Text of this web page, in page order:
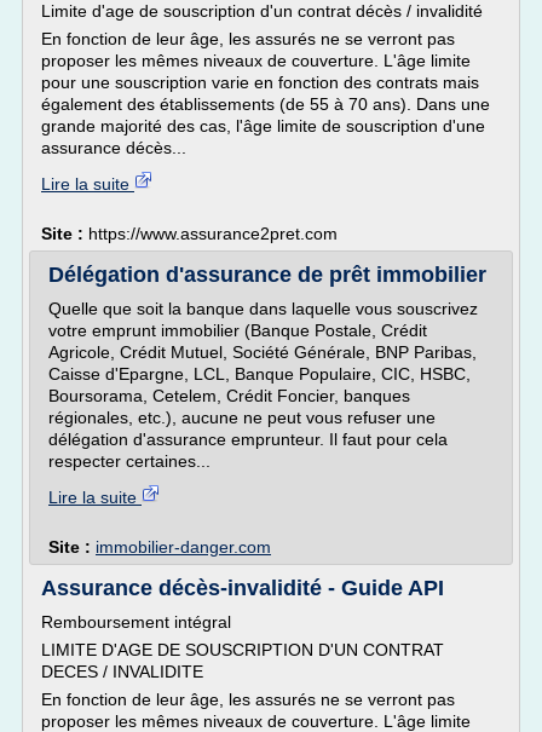
Limite d'age de souscription d'un contrat décès / invalidité
En fonction de leur âge, les assurés ne se verront pas
proposer les mêmes niveaux de couverture. L'âge limite
pour une souscription varie en fonction des contrats mais
également des établissements (de 55 à 70 ans). Dans une
grande majorité des cas, l'âge limite de souscription d'une
assurance décès...
Lire la suite
Site : https://www.assurance2pret.com
Délégation d'assurance de prêt immobilier
Quelle que soit la banque dans laquelle vous souscrivez
votre emprunt immobilier (Banque Postale, Crédit
Agricole, Crédit Mutuel, Société Générale, BNP Paribas,
Caisse d'Epargne, LCL, Banque Populaire, CIC, HSBC,
Boursorama, Cetelem, Crédit Foncier, banques
régionales, etc.), aucune ne peut vous refuser une
délégation d'assurance emprunteur. Il faut pour cela
respecter certaines...
Lire la suite
Site : immobilier-danger.com
Assurance décès-invalidité - Guide API
Remboursement intégral
LIMITE D'AGE DE SOUSCRIPTION D'UN CONTRAT
DECES / INVALIDITE
En fonction de leur âge, les assurés ne se verront pas
proposer les mêmes niveaux de couverture. L'âge limite